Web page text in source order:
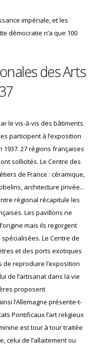
impériale, et les
démocratie n’a que 100
des Arts
le vis-à-vis des bâtiments
participent à l’exposition
27 régions françaises
sollicités. Le Centre des
de France : céramique,
architecture privée...
régional récapitule les
Les pavillons ne
mais ils regorgent
Le Centre de
et des ports exotiques
de reproduire l’exposition
de l’artisanat dans la vie
proposent
l’Allemagne présente-t-
Pontificaux l’art religieux
est tour à tour traitée
celui de l’allaitement ou